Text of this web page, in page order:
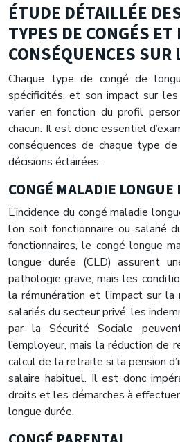
ÉTUDE DÉTAILLÉE
TYPES DE CONGÉS ET
CONSÉQUENCES SUR
Chaque type de congé de
spécificités, et son impact sur
varier en fonction du profil
chacun. Il est donc essentiel
conséquences de chaque type
décisions éclairées.
CONGÉ MALADIE LONGUE
L’incidence du congé maladie
l’on soit fonctionnaire ou salarié
fonctionnaires, le congé longue
longue durée (CLD) assurent
pathologie grave, mais les
la rémunération et l’impact sur
salariés du secteur privé, les
par la Sécurité Sociale
l’employeur, mais la réduction de
calcul de la retraite si la pension
salaire habituel. Il est donc
droits et les démarches à
longue durée.